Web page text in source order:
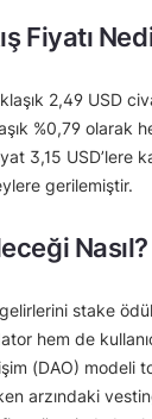
Fiyatı
2,49 USD
%0,79 olarak
3,15 USD’lere
gerilemiştir.
Nasıl?
stake
hem de
(DAO) modeli
arzındaki